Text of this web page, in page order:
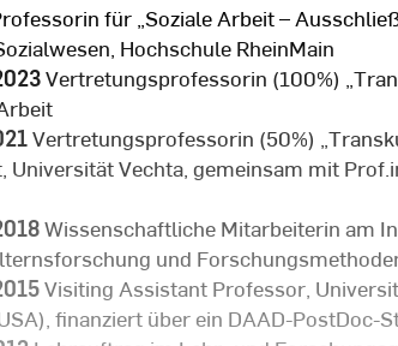
für „Soziale Arbeit –
Hochschule RheinMain
Vertretungsprofessorin (100%)
Vertretungsprofessorin (50%)
Universität Vechta, gemeinsam mit
Wissenschaftliche Mitarbeiterin am
und
Visiting Assistant Professor,
finanziert über ein DAAD-PostDoc-